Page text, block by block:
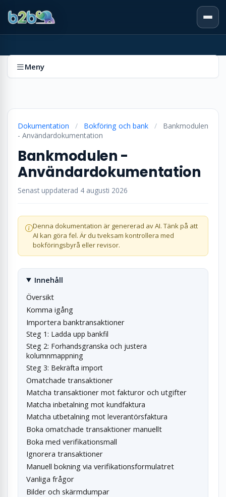
Meny
Dokumentation / Bokföring och bank /
Bankmodulen
- Användardokumentation
Bankmodulen -
Användardokumentation
Senast uppdaterad 4 augusti 2026
Denna dokumentation är genererad av AI. Tänk på att
AI kan göra fel. Är du tveksam kontrollera med
bokföringsbyrå eller revisor.
Innehåll
Översikt
Komma igång
Importera banktransaktioner
Steg 1: Ladda upp bankfil
Steg 2: Forhandsgranska och justera
kolumnmappning
Steg 3: Bekräfta import
Omatchade transaktioner
Matcha transaktioner mot fakturor och utgifter
Matcha inbetalning mot kundfaktura
Matcha utbetalning mot leverantörsfaktura
Boka omatchade transaktioner manuellt
Boka med verifikationsmall
Ignorera transaktioner
Manuell bokning via verifikationsformulatret
Vanliga frågor
Bilder och skärmdumpar